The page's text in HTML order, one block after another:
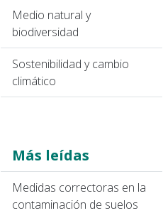
Medio natural y
biodiversidad
Sostenibilidad y cambio
climático
Más leídas
Medidas correctoras en la
contaminación de suelos